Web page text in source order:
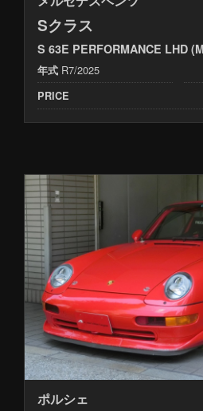
Sクラス
S 63E PERFORMANCE LHD
年式 R7/2025
PRICE
ポルシェ